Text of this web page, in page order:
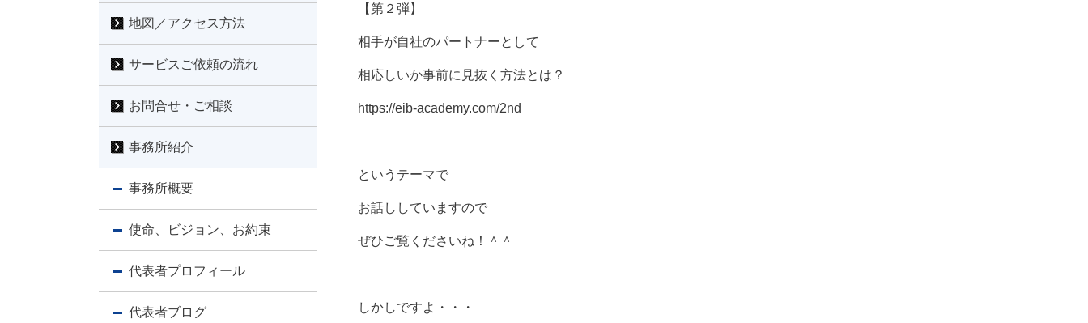
【第２弾】
相手が自社のパートナーとして
相応しいか事前に見抜く方法とは？
https://eib-academy.com/2nd
というテーマで
お話ししていますので
ぜひご覧くださいね！＾＾
しかしですよ・・・
地図／アクセス方法
サービスご依頼の流れ
お問合せ・ご相談
事務所紹介
事務所概要
使命、ビジョン、お約束
代表者プロフィール
代表者ブログ